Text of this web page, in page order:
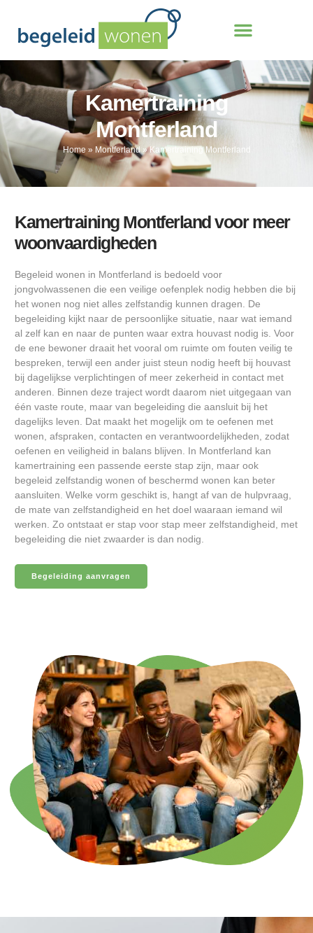
Kamertraining
Montferland
Home » Montferland»Kamertraining Montferland
Kamertraining Montferland voor meer
woonvaardigheden
Begeleid wonen in Montferland is bedoeld voor
jongvolwassenen die een veilige oefenplek nodig hebben die bij
het wonen nog niet alles zelfstandig kunnen dragen. De
begeleiding kijkt naar de persoonlijke situatie, naar wat iemand
al zelf kan en naar de punten waar extra houvast nodig is. Voor
de ene bewoner draait het vooral om ruimte om fouten veilig te
bespreken, terwijl een ander juist steun nodig heeft bij houvast
bij dagelijkse verplichtingen of meer zekerheid in contact met
anderen. Binnen deze traject wordt daarom niet uitgegaan van
één vaste route, maar van begeleiding die aansluit bij het
dagelijks leven. Dat maakt het mogelijk om te oefenen met
wonen, afspraken, contacten en verantwoordelijkheden, zodat
oefenen en veiligheid in balans blijven. In Montferland kan
kamertraining een passende eerste stap zijn, maar ook
begeleid zelfstandig wonen of beschermd wonen kan beter
aansluiten. Welke vorm geschikt is, hangt af van de hulpvraag,
de mate van zelfstandigheid en het doel waaraan iemand wil
werken. Zo ontstaat er stap voor stap meer zelfstandigheid, met
begeleiding die niet zwaarder is dan nodig.
Begeleiding aanvragen